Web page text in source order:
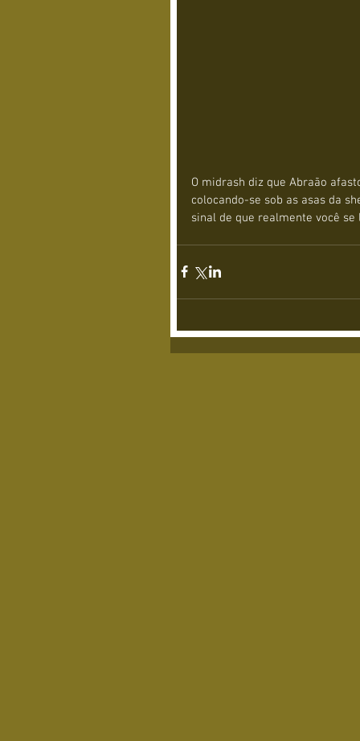
O midrash diz que Abraão
colocando-se sob as asas da
sinal de que realmente você